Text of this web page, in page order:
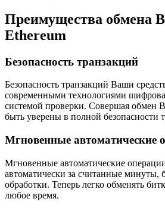
Преимущества обмена
Еthereum
Безопасность транзакций
Безопасность транзакций Ваши
современными технологиями
системой проверки. Совершая обмен
быть уверены в полной безопасности
Мгновенные автоматические
Мгновенные автоматические
автоматически за считанные минуты,
обработки. Теперь легко обменять
любое время.